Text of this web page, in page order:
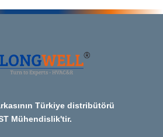
Türkiye distribütörü
Mühendislik'tir.